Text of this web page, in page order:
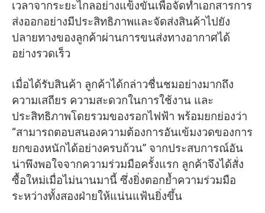
เวลาจากระยะไกลอย่างแข็งขันเพื่อจัดทำเอกสารการ
ส่งออกอย่างมีประสิทธิภาพและจัดส่งสินค้าไปยัง
ปลายทางของลูกค้าผ่านการขนส่งทางอากาศได้
อย่างรวดเร็ว
เมื่อได้รับสินค้า ลูกค้าได้กล่าวชื่นชมอย่างมากถึง
ความเสถียร ความสะดวกในการใช้งาน และ
ประสิทธิภาพโดยรวมของรอกไฟฟ้า พร้อมยกย่องว่า
“สามารถตอบสนองความต้องการอันเข้มงวดของการ
ยกของหนักได้อย่างครบถ้วน” จากประสบการณ์อัน
น่าพึงพอใจจากความร่วมมือครั้งแรก ลูกค้าจึงได้สั่ง
ซื้อใหม่เมื่อไม่นานมานี้ ซึ่งยิ่งตอกย้ำความร่วมมือ
ระหว่างทั้งสองฝ่ายให้แน่นแฟ้นยิ่งขึ้น